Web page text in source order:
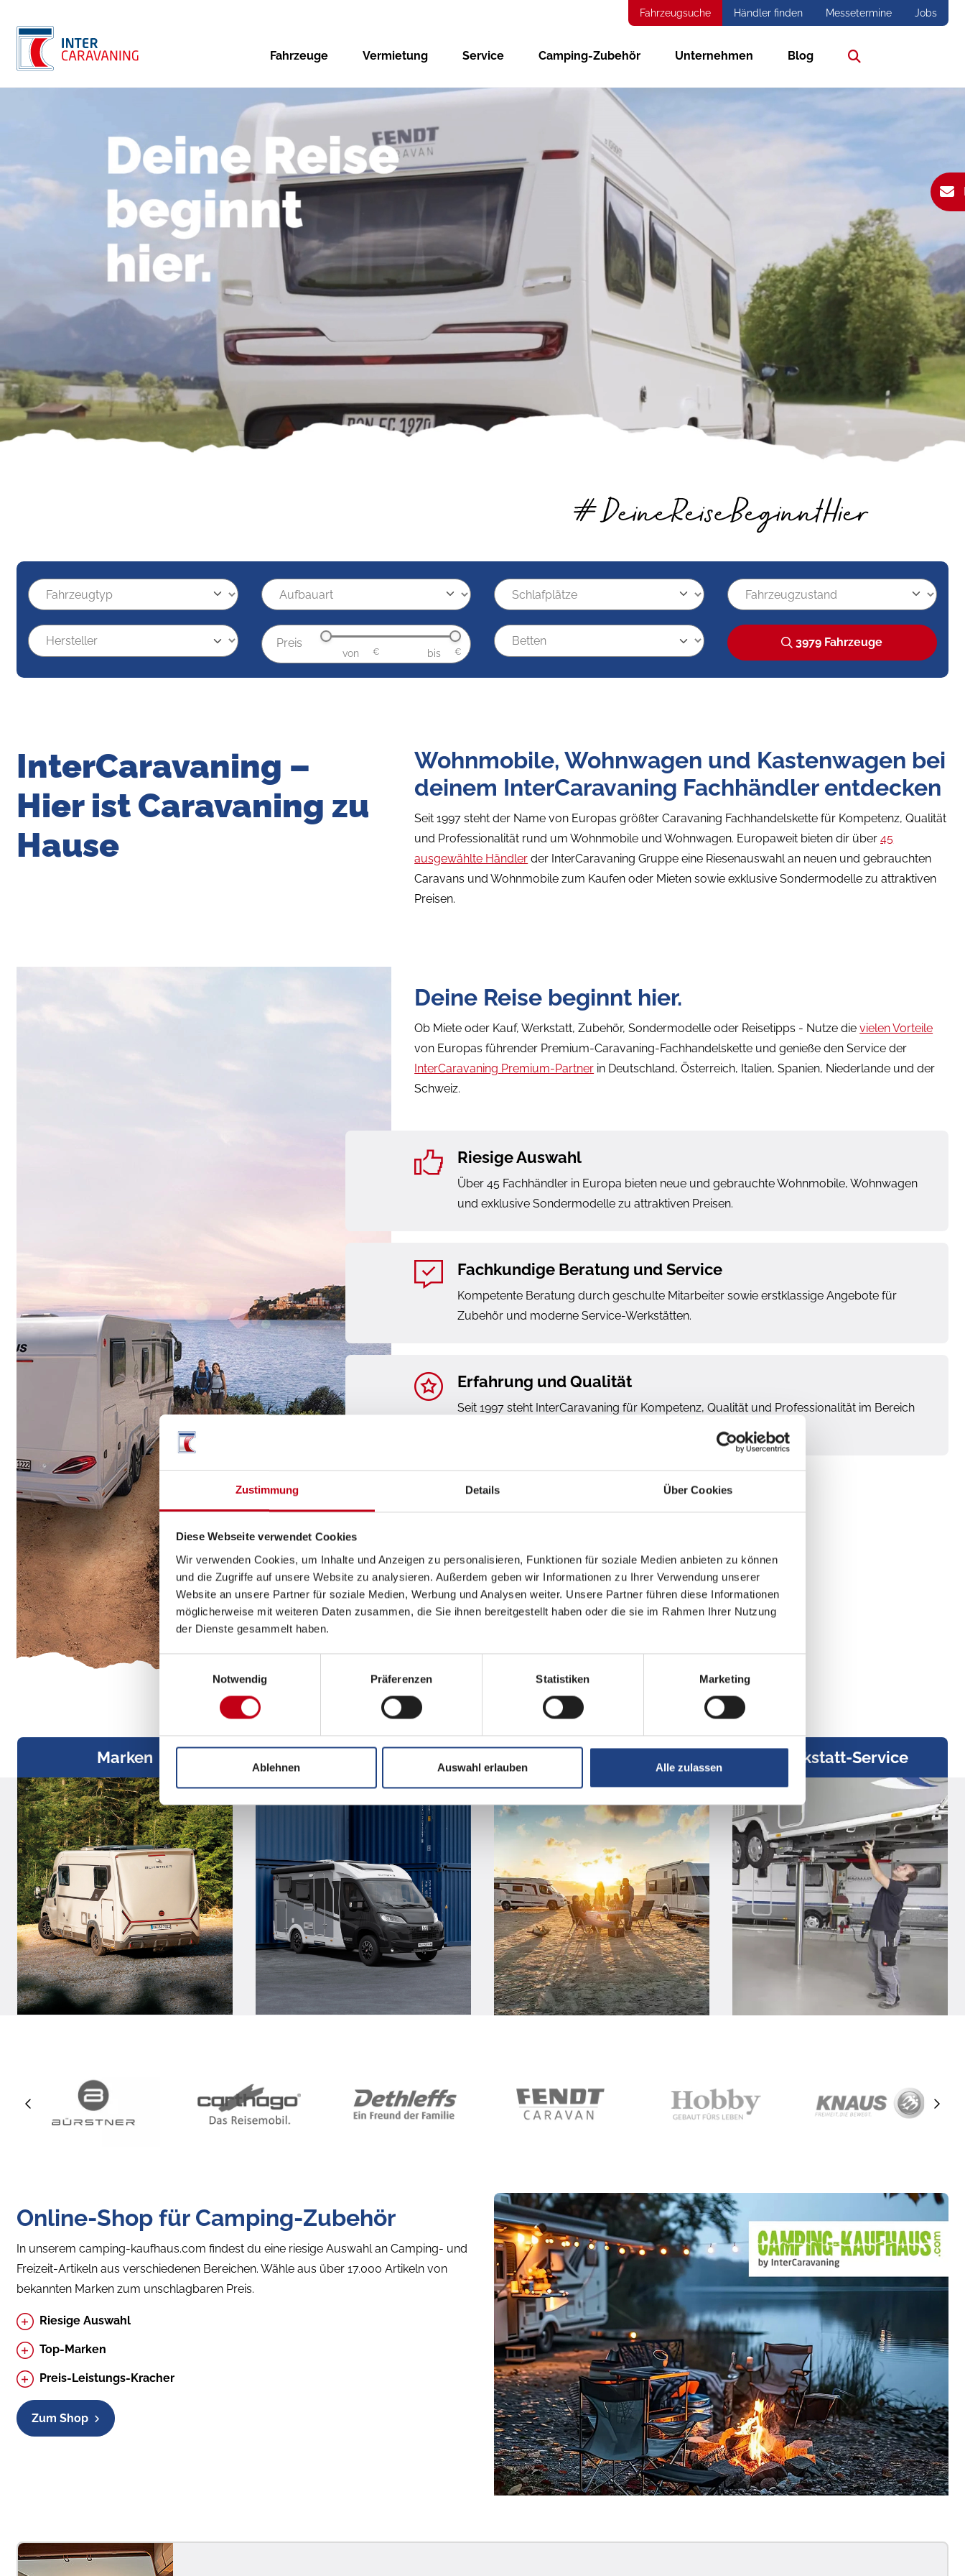
Zustimmung Details Über Cookies
Diese Webseite verwendet Cookies
Wir verwenden Cookies, um Inhalte und Anzeigen zu personalisieren, Funktionen für soziale Medien anbieten zu können
und die Zugriffe auf unsere Website zu analysieren. Außerdem geben wir Informationen zu Ihrer Verwendung unserer
Website an unsere Partner für soziale Medien, Werbung und Analysen weiter. Unsere Partner führen diese Informationen
möglicherweise mit weiteren Daten zusammen, die Sie ihnen bereitgestellt haben oder die sie im Rahmen Ihrer Nutzung
der Dienste gesammelt haben.
Einwilligungsauswahl
Notwendig
Präferenzen Statistiken Marketing
Ablehnen Auswahl erlauben Alle zulassen
Fahrzeugsuche Händler finden Messetermine Jobs
Fahrzeuge Vermietung Service Camping-Zubehör Unternehmen Blog
Preis 3979 Fahrzeuge
InterCaravaning –
Hier ist Caravaning zu
Hause
Wohnmobile, Wohnwagen und Kastenwagen bei
deinem InterCaravaning Fachhändler entdecken
Seit 1997 steht der Name von Europas größter Caravaning Fachhandelskette für Kompetenz, Qualität
und Professionalität rund um Wohnmobile und Wohnwagen. Europaweit bieten dir über45
ausgewählte Händler der InterCaravaning Gruppe eine Riesenauswahl an neuen und gebrauchten
Caravans und Wohnmobile zum Kaufen oder Mieten sowie exklusive Sondermodelle zu attraktiven
Preisen.
Deine Reise beginnt hier.
Ob Miete oder Kauf, Werkstatt, Zubehör, Sondermodelle oder Reisetipps - Nutze dievielen Vorteile
von Europas führender Premium-Caravaning-Fachhandelskette und genieße den Service der
InterCaravaning Premium-Partner in Deutschland, Österreich, Italien, Spanien, Niederlande und der
Schweiz.
Riesige Auswahl
Über 45 Fachhändler in Europa bieten neue und gebrauchte Wohnmobile, Wohnwagen
und exklusive Sondermodelle zu attraktiven Preisen.
Fachkundige Beratung und Service
Kompetente Beratung durch geschulte Mitarbeiter sowie erstklassige Angebote für
Zubehör und moderne Service-Werkstätten.
Erfahrung und Qualität
Seit 1997 steht InterCaravaning für Kompetenz, Qualität und Professionalität im Bereich
Marken Werkstatt-Service
Online-Shop für Camping-Zubehör
In unserem camping-kaufhaus.com findest du eine riesige Auswahl an Camping- und
Freizeit-Artikeln aus verschiedenen Bereichen. Wähle aus über 17.000 Artikeln von
bekannten Marken zum unschlagbaren Preis.
Riesige Auswahl
Top-Marken
Preis-Leistungs-Kracher
Zum Shop